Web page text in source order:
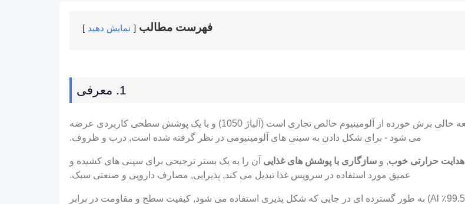
فهرست مطالب نمایش دهید
1. معرفی
یک قطعه خالی برش خورده از آلومینیوم خالص تجاری است (آلیاژ 1050) و با یک پوشش سطحی کاربردی عرضه
می شود - برای شکل دادن به سینی های آلومینیومی در نظر گرفته شده است, درب و ظروف.
هدایت حرارتی خوب, و سازگاری با پوشش های غذایی آن را به یک بستر ترجیحی برای سینی های کشیده و
عمیق مورد استفاده در سرویس غذا تبدیل می کند, پذیرایی, مصارف دارویی و صنعتی سبک.
(از نظر تجاری خالص, به طور معمول ≥99.5٪ Al) به طور گسترده ای در جایی که شکل پذیری استفاده می شود, کیفیت سطح و مقاومت در برابر